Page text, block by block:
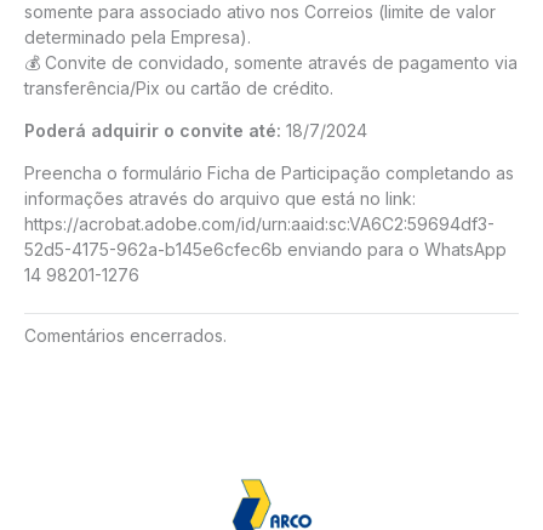
somente para associado ativo nos Correios (limite de valor
determinado pela Empresa).
💰 Convite de convidado, somente através de pagamento via
transferência/Pix ou cartão de crédito.
Poderá adquirir o convite até: 18/7/2024
Preencha o formulário Ficha de Participação completando as
informações através do arquivo que está no link:
https://acrobat.adobe.com/id/urn:aaid:sc:VA6C2:59694df3-
52d5-4175-962a-b145e6cfec6b enviando para o WhatsApp
14 98201-1276
Comentários encerrados.